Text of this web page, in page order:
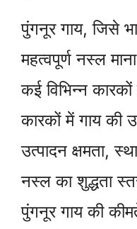
पुंगनूर गाय, जिसे
महत्वपूर्ण नस्ल
कई विभिन्न
कारकों में गाय की
उत्पादन क्षमता,
नस्ल का शुद्धता
पुंगनूर गाय की